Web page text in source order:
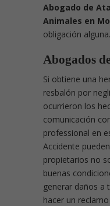
Abogado de
Animales en
obligación alguna.
Abogados
Si obtiene una
resbalón por
ocurrieron los
comunicación
professional en
Accidente
propietarios no
buenas
generar daños a
hacer un